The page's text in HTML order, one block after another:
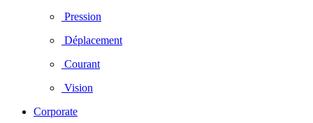
Pression
Déplacement
Courant
Vision
Corporate